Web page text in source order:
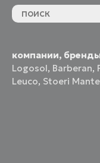
компании,
Logosol, Barberan,
Leuco, Stoeri